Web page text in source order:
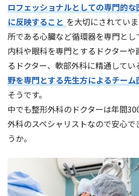
ロフェッショナルとしての専門的
に反映すること を大切にされてい
所である心臓など循環器を専門とし
内科や眼科を専門とするドクター
るドクター、軟部外科に精通してい
野を専門とする先生方によるチーム
そうです。
中でも整形外科のドクターは年間
外科のスペシャリストなので安心で
うか。